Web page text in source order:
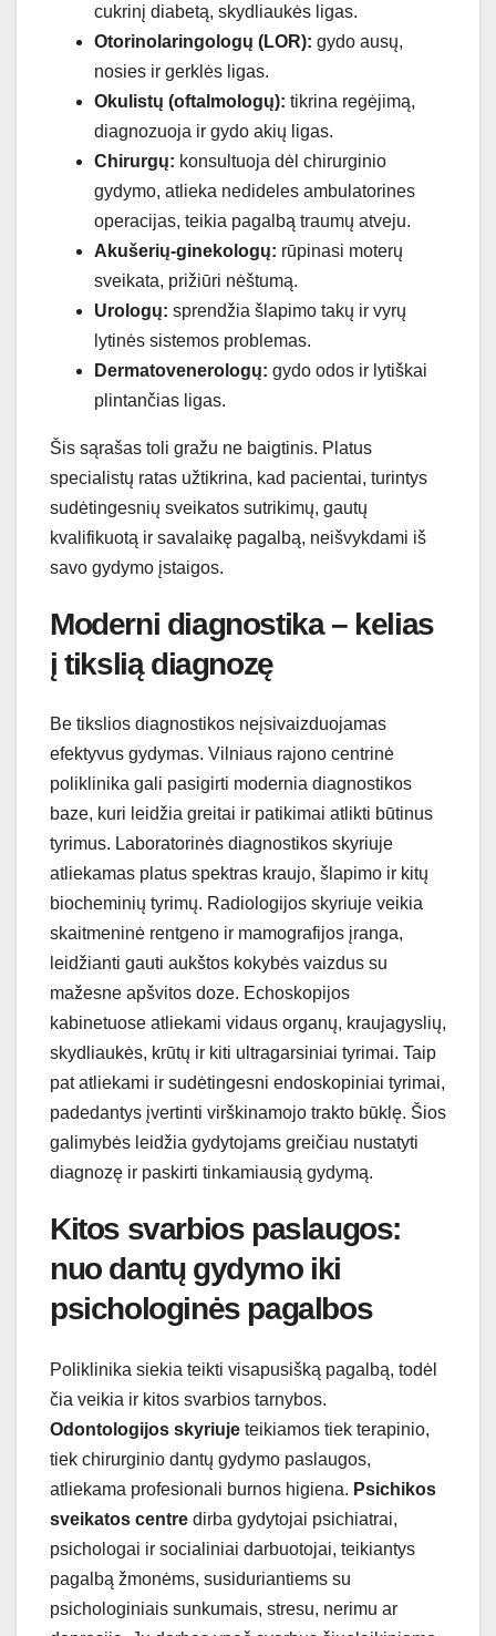
cukrinį diabetą, skydliaukės ligas.
Otorinolaringologų (LOR): gydo ausų,
nosies ir gerklės ligas.
Okulistų (oftalmologų): tikrina regėjimą,
diagnozuoja ir gydo akių ligas.
Chirurgų: konsultuoja dėl chirurginio
gydymo, atlieka nedideles ambulatorines
operacijas, teikia pagalbą traumų atveju.
Akušerių-ginekologų: rūpinasi moterų
sveikata, prižiūri nėštumą.
Urologų: sprendžia šlapimo takų ir vyrų
lytinės sistemos problemas.
Dermatovenerologų: gydo odos ir lytiškai
plintančias ligas.
Šis sąrašas toli gražu ne baigtinis. Platus
specialistų ratas užtikrina, kad pacientai, turintys
sudėtingesnių sveikatos sutrikimų, gautų
kvalifikuotą ir savalaikę pagalbą, neišvykdami iš
savo gydymo įstaigos.
Moderni diagnostika – kelias
į tikslią diagnozę
Be tikslios diagnostikos neįsivaizduojamas
efektyvus gydymas. Vilniaus rajono centrinė
poliklinika gali pasigirti modernia diagnostikos
baze, kuri leidžia greitai ir patikimai atlikti būtinus
tyrimus. Laboratorinės diagnostikos skyriuje
atliekamas platus spektras kraujo, šlapimo ir kitų
biocheminių tyrimų. Radiologijos skyriuje veikia
skaitmeninė rentgeno ir mamografijos įranga,
leidžianti gauti aukštos kokybės vaizdus su
mažesne apšvitos doze. Echoskopijos
kabinetuose atliekami vidaus organų, kraujagyslių,
skydliaukės, krūtų ir kiti ultragarsiniai tyrimai. Taip
pat atliekami ir sudėtingesni endoskopiniai tyrimai,
padedantys įvertinti virškinamojo trakto būklę. Šios
galimybės leidžia gydytojams greičiau nustatyti
diagnozę ir paskirti tinkamiausią gydymą.
Kitos svarbios paslaugos:
nuo dantų gydymo iki
psichologinės pagalbos
Poliklinika siekia teikti visapusišką pagalbą, todėl
čia veikia ir kitos svarbios tarnybos.
Odontologijos skyriuje teikiamos tiek terapinio,
tiek chirurginio dantų gydymo paslaugos,
atliekama profesionali burnos higiena. Psichikos
sveikatos centre dirba gydytojai psichiatrai,
psichologai ir socialiniai darbuotojai, teikiantys
pagalbą žmonėms, susiduriantiems su
psichologiniais sunkumais, stresu, nerimu ar